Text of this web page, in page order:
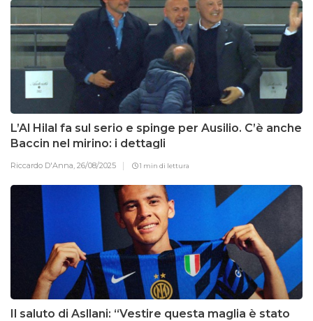
L’Al Hilal fa sul serio e spinge per Ausilio. C’è anche
Baccin nel mirino: i dettagli
Riccardo D'Anna, 26/08/2025 1 min di lettura
Il saluto di Asllani: “Vestire questa maglia è stato